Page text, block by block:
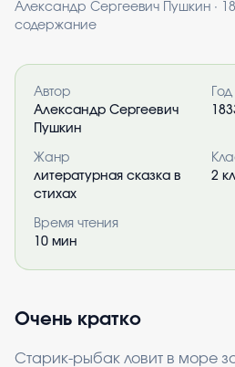
Александр Сергеевич Пушкин ·
содержание
Информация о книге
Автор
Александр Сергеевич
Пушкин
Год
Жанр
литературная сказка в
стихах
2
Время чтения
10 мин
Очень кратко
Старик-рыбак ловит в море